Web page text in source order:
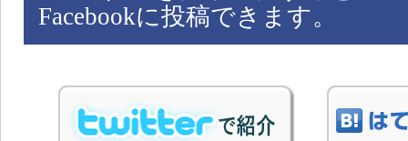
Facebookに投稿できます。